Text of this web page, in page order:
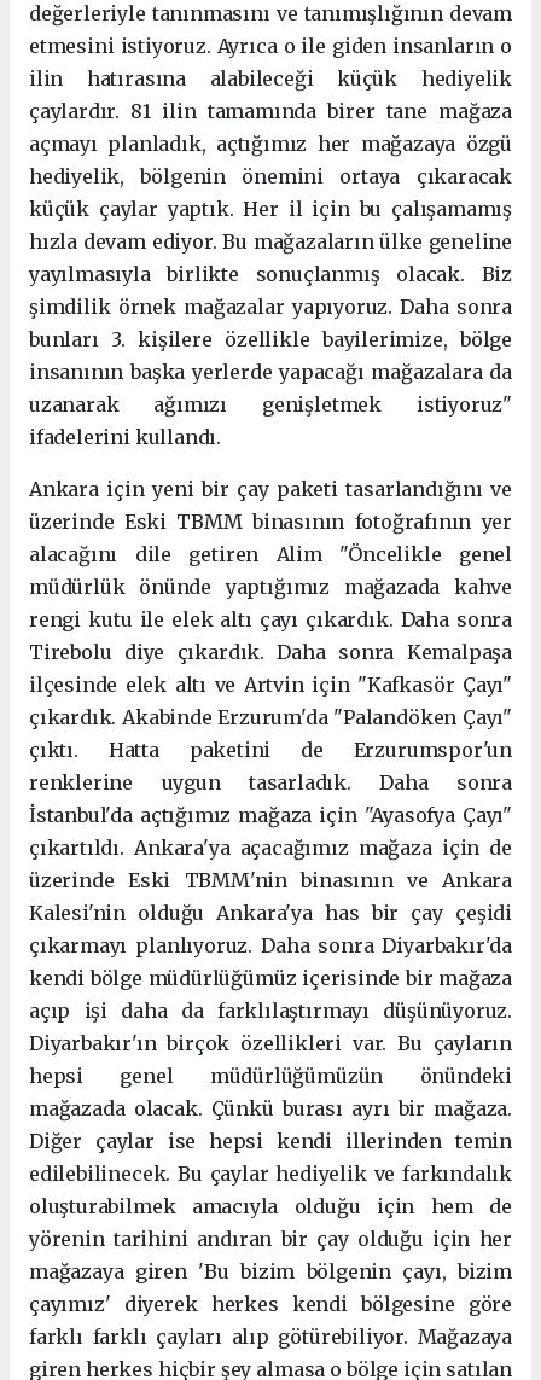
değerleriyle tanınmasını ve tanımışlığının devam
etmesini istiyoruz. Ayrıca o ile giden insanların o
ilin hatırasına alabileceği küçük hediyelik
çaylardır. 81 ilin tamamında birer tane mağaza
açmayı planladık, açtığımız her mağazaya özgü
hediyelik, bölgenin önemini ortaya çıkaracak
küçük çaylar yaptık. Her il için bu çalışamamış
hızla devam ediyor. Bu mağazaların ülke geneline
yayılmasıyla birlikte sonuçlanmış olacak. Biz
şimdilik örnek mağazalar yapıyoruz. Daha sonra
bunları 3. kişilere özellikle bayilerimize, bölge
insanının başka yerlerde yapacağı mağazalara da
uzanarak ağımızı genişletmek istiyoruz"
ifadelerini kullandı.
Ankara için yeni bir çay paketi tasarlandığını ve
üzerinde Eski TBMM binasının fotoğrafının yer
alacağını dile getiren Alim "Öncelikle genel
müdürlük önünde yaptığımız mağazada kahve
rengi kutu ile elek altı çayı çıkardık. Daha sonra
Tirebolu diye çıkardık. Daha sonra Kemalpaşa
ilçesinde elek altı ve Artvin için "Kafkasör Çayı"
çıkardık. Akabinde Erzurum'da "Palandöken Çayı"
çıktı. Hatta paketini de Erzurumspor'un
renklerine uygun tasarladık. Daha sonra
İstanbul'da açtığımız mağaza için "Ayasofya Çayı"
çıkartıldı. Ankara'ya açacağımız mağaza için de
üzerinde Eski TBMM'nin binasının ve Ankara
Kalesi'nin olduğu Ankara'ya has bir çay çeşidi
çıkarmayı planlıyoruz. Daha sonra Diyarbakır'da
kendi bölge müdürlüğümüz içerisinde bir mağaza
açıp işi daha da farklılaştırmayı düşünüyoruz.
Diyarbakır'ın birçok özellikleri var. Bu çayların
hepsi genel müdürlüğümüzün önündeki
mağazada olacak. Çünkü burası ayrı bir mağaza.
Diğer çaylar ise hepsi kendi illerinden temin
edilebilinecek. Bu çaylar hediyelik ve farkındalık
oluşturabilmek amacıyla olduğu için hem de
yörenin tarihini andıran bir çay olduğu için her
mağazaya giren 'Bu bizim bölgenin çayı, bizim
çayımız' diyerek herkes kendi bölgesine göre
farklı farklı çayları alıp götürebiliyor. Mağazaya
giren herkes hiçbir şey almasa o bölge için satılan